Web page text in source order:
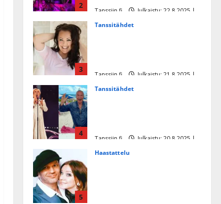
2
Tanssiin.fi
Julkaistu: 22.8.2025 |
3
Tanssitähdet
Tanssiin.fi
Julkaistu: 21.8.2025 |
4
Tanssitähdet
Tanssiin.fi
Julkaistu: 20.8.2025 |
5
Haastattelu